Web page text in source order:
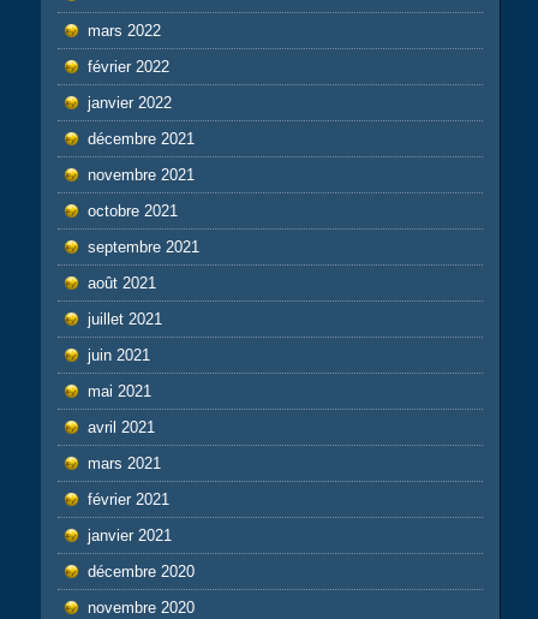
mars 2022
février 2022
janvier 2022
décembre 2021
novembre 2021
octobre 2021
septembre 2021
août 2021
juillet 2021
juin 2021
mai 2021
avril 2021
mars 2021
février 2021
janvier 2021
décembre 2020
novembre 2020